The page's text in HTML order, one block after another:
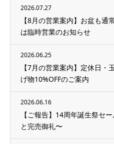
2026.07.27
【8月の営業案内】お盆も通
は臨時営業のお知らせ
2026.06.25
【7月の営業案内】定休日
げ物10%OFFのご案内
2026.06.16
【ご報告】14周年誕生祭セ
と完売御礼〜